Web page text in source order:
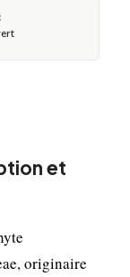
et
originaire